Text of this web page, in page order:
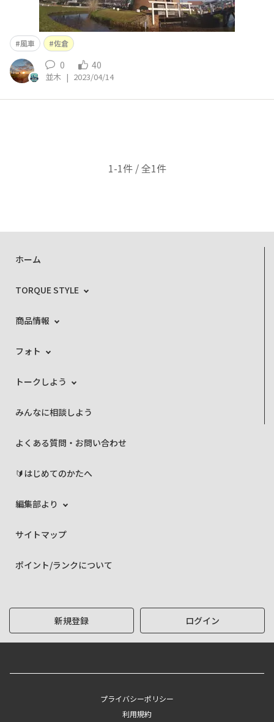
風車 佐倉
0 40
並木 | 2023/04/14
1-1件 / 全1件
ホーム
TORQUE STYLE
商品情報
フォト
トークしよう
みんなに相談しよう
よくある質問・お問い合わせ
🔰はじめてのかたへ
編集部より
サイトマップ
ポイント/ランクについて
新規登録 ログイン
プライバシーポリシー
利用規約